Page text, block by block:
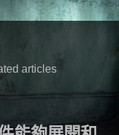
articles